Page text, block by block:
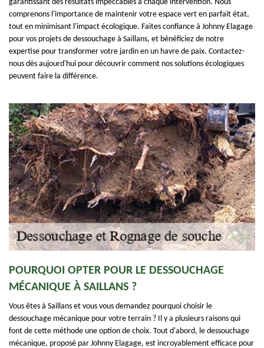
garantissant des résultats impeccables à chaque intervention. Nous
comprenons l'importance de maintenir votre espace vert en parfait état,
tout en minimisant l'impact écologique. Faites confiance à Johnny Elagage
pour vos projets de dessouchage à Saillans, et bénéficiez de notre
expertise pour transformer votre jardin en un havre de paix. Contactez-
nous dès aujourd'hui pour découvrir comment nos solutions écologiques
peuvent faire la différence.
POURQUOI OPTER POUR LE DESSOUCHAGE
MÉCANIQUE À SAILLANS ?
Vous êtes à Saillans et vous vous demandez pourquoi choisir le
dessouchage mécanique pour votre terrain ? Il y a plusieurs raisons qui
font de cette méthode une option de choix. Tout d'abord, le dessouchage
mécanique, proposé par Johnny Elagage, est incroyablement efficace pour